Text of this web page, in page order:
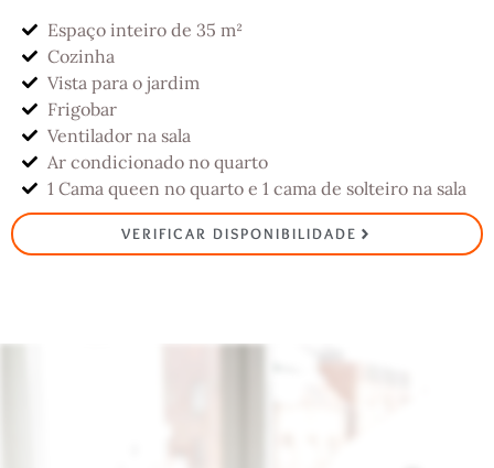
Espaço inteiro de 35 m²
Cozinha
Vista para o jardim
Frigobar
Ventilador na sala
Ar condicionado no quarto
1 Cama queen no quarto e 1 cama de solteiro na sala
VERIFICAR DISPONIBILIDADE